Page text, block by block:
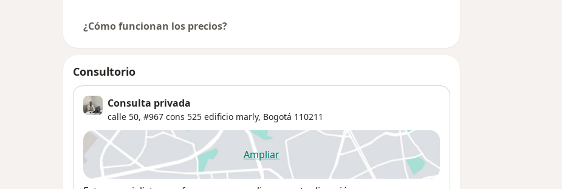
¿Cómo funcionan los precios?
Consultorio
Consulta privada
calle 50, #967 cons 525 edificio marly, Bogotá 110211
Ampliarse abre en una nueva pestaña